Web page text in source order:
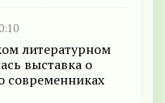
литературном
выставка о
современниках